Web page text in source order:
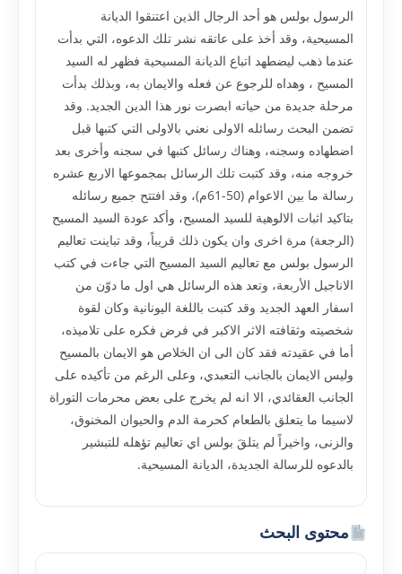
الرسول بولس هو أحد الرجال الذين اعتنقوا الديانة
المسيحية، وقد أخذ على عاتقه نشر تلك الدعوه، التي بدأت
عندما ذهب ليضطهد اتباع الديانة المسيحية فظهر له السيد
المسيح ، وهداه للرجوع عن فعله والايمان به، وبذلك بدأت
مرحلة جديدة من حياته ابصرت نور هذا الدين الجديد. وقد
تضمن البحث رسائله الاولى نعني بالاولى التي كتبها قبل
اضطهاده وسجنه، وهناك رسائل كتبها في سجنه وأخرى بعد
خروجه منه، وقد كتبت تلك الرسائل بمجموعها الاربع عشره
رسالة ما بين الاعوام (50-61م)، وقد افتتح جميع رسائله
بتاكيد اثبات الالوهية للسيد المسيح، وأكد عودة السيد المسيح
(الرجعة) مرة اخرى وان يكون ذلك قريباً، وقد تباينت تعاليم
الرسول بولس مع تعاليم السيد المسيح التي جاءت في كتب
الاناجيل الأربعة، وتعد هذه الرسائل هي اول ما دوّن من
اسفار العهد الجديد وقد كتبت باللغة اليونانية وكان لقوة
شخصيته وثقافته الاثر الاكبر في فرض فكره على تلاميذه،
أما في عقيدته فقد كان الى ان الخلاص هو الايمان بالمسيح
وليس الايمان بالجانب التعبدي، وعلى الرغم من تأكيده على
الجانب العقائدي، الا انه لم يخرج على بعض محرمات التوراة
لاسيما ما يتعلق بالطعام كحرمة الدم والحيوان المخنوق،
والزنى، واخيراً لم يتلقَ بولس اي تعاليم تؤهله للتبشير
بالدعوه للرسالة الجديدة، الديانة المسيحية.
محتوى البحث